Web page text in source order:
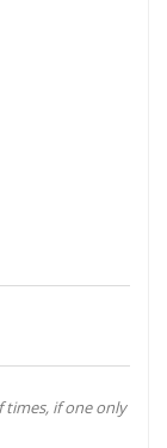
times, if one only